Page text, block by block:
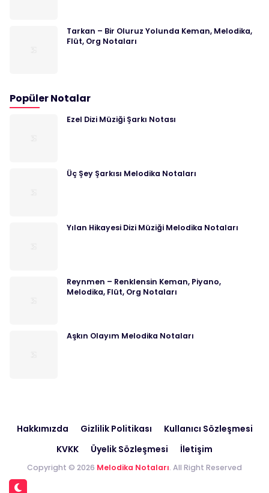
Tarkan – Bir Oluruz Yolunda Keman, Melodika,
Flüt, Org Notaları
Popüler Notalar
Ezel Dizi Müziği Şarkı Notası
Üç Şey Şarkısı Melodika Notaları
Yılan Hikayesi Dizi Müziği Melodika Notaları
Reynmen – Renklensin Keman, Piyano,
Melodika, Flüt, Org Notaları
Aşkın Olayım Melodika Notaları
Hakkımızda Gizlilik Politikası
Kullanıcı Sözleşmesi
KVKK
Üyelik Sözleşmesi İletişim
Copyright © 2026 Melodika Notaları. All Right Reserved